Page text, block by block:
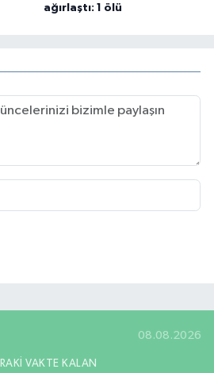
ağırlaştı: 1 ölü
08.08.2026
VAKTE KALAN